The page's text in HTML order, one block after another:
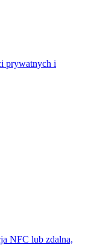
prywatnych i
NFC lub zdalna,